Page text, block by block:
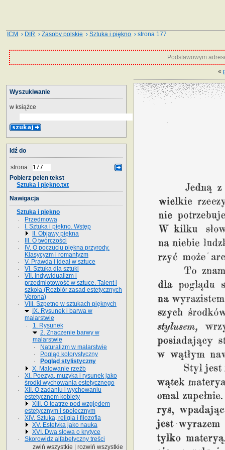
ICM › DIR ›Zasoby polskie ›Sztuka i piękno › strona 177
Podstawowym
«
Wyszukiwanie
w książce
Idź do
strona:
Pobierz pełen tekst
Sztuka i piękno.txt
Nawigacja
Sztuka i piękno
Przedmowa
I. Sztuka i piękno. Wstęp
II. Objawy piękna
III. O twórczości
IV. O poczuciu piękna przyrody.
Klasycyzm i romantyzm
V. Prawda i ideał w sztuce
VI. Sztuka dla sztuki
VII. Indywidualizm i
przedmiotowość w sztuce. Talent i
szkoła (Rozbiór zasad estetycznych
Verona)
VIII. Szpetne w sztukach pięknych
IX. Rysunek i barwa w
malarstwie
1. Rysunek
2. Znaczenie barwy w
malarstwie
Naturalizm w malarstwie
Pogląd kolorystyczny
Pogląd stylistyczny
X. Malowanie rzeźb
XI. Poezya, muzyka i rysunek jako
środki wychowania estetycznego
XII. O zadaniu i wychowaniu
estetycznem kobiety
XIII. O teatrze pod względem
estetycznym i społecznym
XIV. Sztuka, religia i filozofia
XV. Estetyka jako nauka
XVI. Dwa słowa o krytyce
Skorowidz alfabetyczny treści
zwiń wszystkie | rozwiń wszystkie